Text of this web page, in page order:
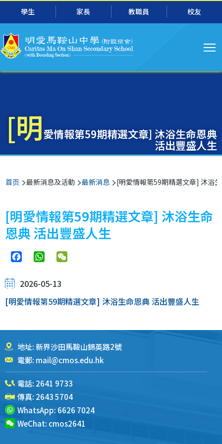
跳转到主要内容
學生 家長 教職員 校友
导
航
[明愛情報第59期精選文章] 沐浴生命恩典
活出豐盛人生
面
包
屑
首页 最新消息及活動 最新消息 [明愛情報第59期精選文章] 沐浴
[明愛情報第59期精選文章] 沐浴生命
恩典 活出豐盛人生
FacebookWhatsApp
2026-05-13
[明愛情報第59期精選文章] 沐浴生命恩典 活出豐盛人生
地址: 新界沙田馬鞍山錦英路2號
電郵: mail@cmos.edu.hk
電話: 2641 9733
傳真: 2643 5704
WhatsApp: 6626 7024
WeChat: cmos2641